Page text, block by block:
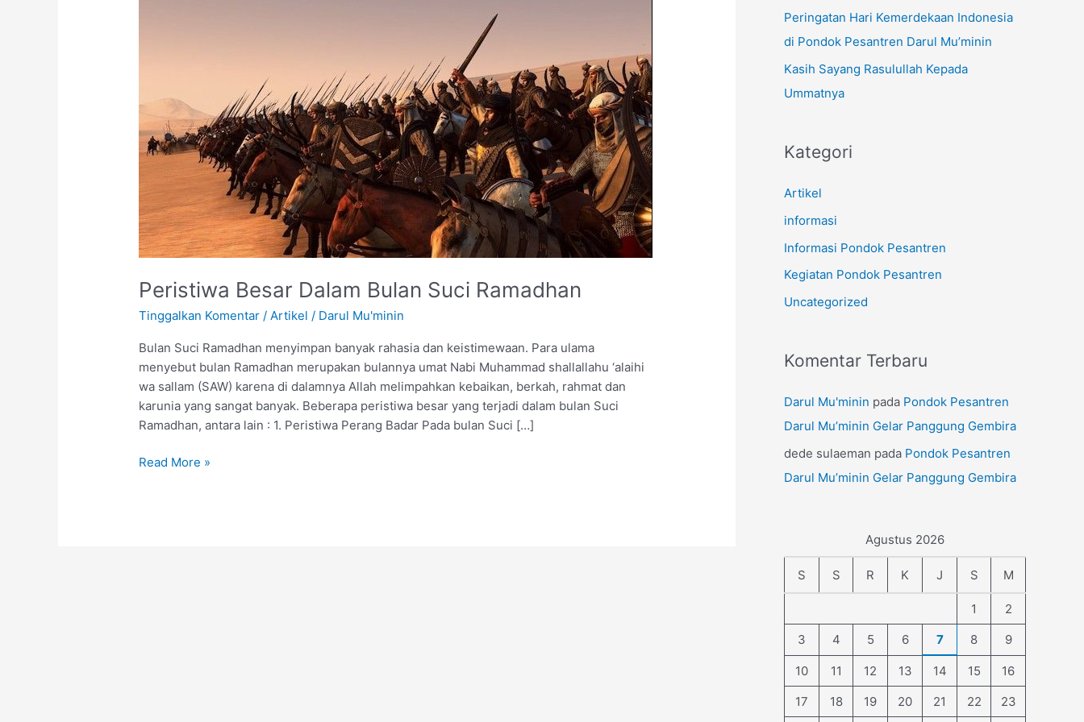
Peristiwa Besar Dalam Bulan Suci Ramadhan
Tinggalkan Komentar / Artikel / Darul Mu'minin
Bulan Suci Ramadhan menyimpan banyak rahasia dan keistimewaan. Para ulama
menyebut bulan Ramadhan merupakan bulannya umat Nabi Muhammad shallallahu ‘alaihi
wa sallam (SAW) karena di dalamnya Allah melimpahkan kebaikan, berkah, rahmat dan
karunia yang sangat banyak. Beberapa peristiwa besar yang terjadi dalam bulan Suci
Ramadhan, antara lain : 1. Peristiwa Perang Badar Pada bulan Suci […]
Read More »
:Peringatan Hari Kemerdekaan Indonesia
di Pondok Pesantren Darul Mu’minin
Kasih Sayang Rasulullah Kepada
Ummatnya
Kategori
Artikel
informasi
Informasi Pondok Pesantren
Kegiatan Pondok Pesantren
Uncategorized
Komentar Terbaru
Darul Mu'minin pada Pondok Pesantren
Darul Mu’minin Gelar Panggung Gembira
dede sulaeman pada Pondok Pesantren
Darul Mu’minin Gelar Panggung Gembira
Agustus 2026
S S R K J S M
1
2
3
4 5 6 7 8 9
10 11 12 13 14 15
16
17
18 19 20 21 22 23